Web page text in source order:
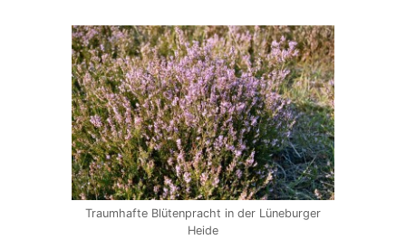
Traumhafte Blütenpracht in der Lüneburger
Heide